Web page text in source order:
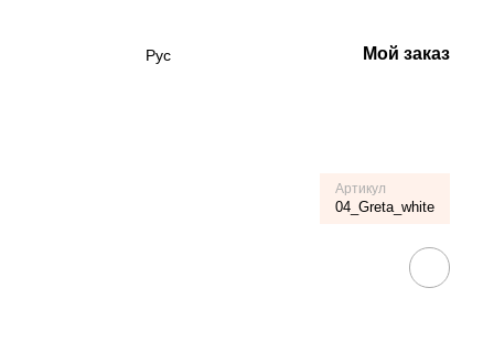
Рус Мой заказ
Артикул
04_Greta_white